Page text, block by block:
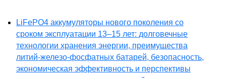
LiFePO4 аккумуляторы нового поколения со
сроком эксплуатации 13–15 лет: долговечные
технологии хранения энергии, преимущества
литий-железо-фосфатных батарей, безопасность,
экономическая эффективность и перспективы